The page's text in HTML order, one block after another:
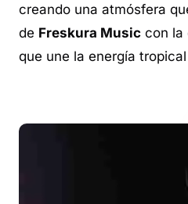
creando una atmósfera
de Freskura Music con la
que une la energía